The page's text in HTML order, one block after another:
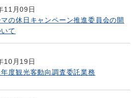
11月09日
マの休日キャンペーン推進委員会の開
て
10月19日
度観光客動向調査委託業務